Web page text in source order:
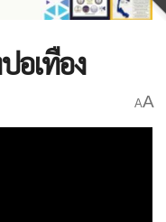
อเทือง
AA